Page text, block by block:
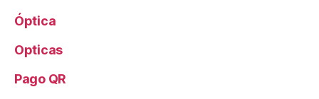
Óptica
Opticas
Pago QR